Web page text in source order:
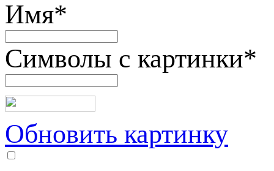
Имя*
Символы с картинки*
Обновить картинку